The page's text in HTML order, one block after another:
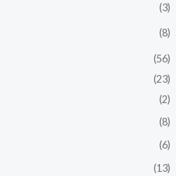
(3)
(8)
(56)
(23)
(2)
(8)
(6)
(13)